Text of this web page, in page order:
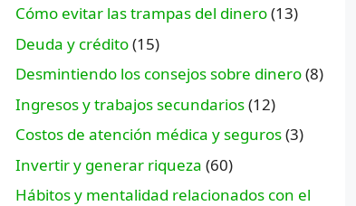
Cómo evitar las trampas del dinero(13)
Deuda y crédito(15)
Desmintiendo los consejos sobre dinero(8)
Ingresos y trabajos secundarios(12)
Costos de atención médica y seguros(3)
Invertir y generar riqueza (60)
Hábitos y mentalidad relacionados con el